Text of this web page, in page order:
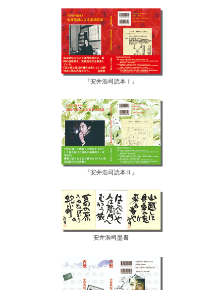
『安井浩司読本Ⅰ』
『安井浩司読本Ⅱ』
安井浩司墨書